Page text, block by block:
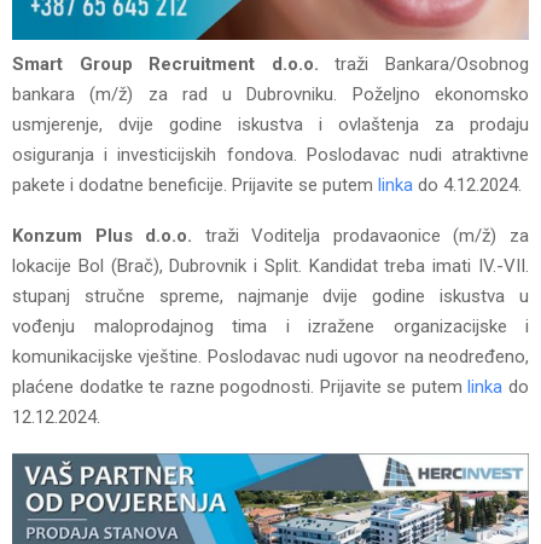
Smart Group Recruitment d.o.o. traži Bankara/Osobnog
bankara (m/ž) za rad u Dubrovniku. Poželjno ekonomsko
usmjerenje, dvije godine iskustva i ovlaštenja za prodaju
osiguranja i investicijskih fondova. Poslodavac nudi atraktivne
pakete i dodatne beneficije. Prijavite se putem linka do 4.12.2024.
Konzum Plus d.o.o. traži Voditelja prodavaonice (m/ž) za
lokacije Bol (Brač), Dubrovnik i Split. Kandidat treba imati IV.-VII.
stupanj stručne spreme, najmanje dvije godine iskustva u
vođenju maloprodajnog tima i izražene organizacijske i
komunikacijske vještine. Poslodavac nudi ugovor na neodređeno,
plaćene dodatke te razne pogodnosti. Prijavite se putemlinka do
12.12.2024.